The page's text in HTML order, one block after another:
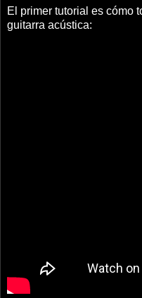
El primer tutorial es cómo
guitarra acústica: